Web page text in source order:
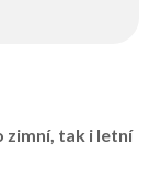
zimní, tak i letní